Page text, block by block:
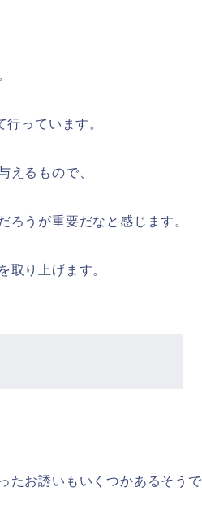
っています。
えるもので、
ろうが重要だなと感じます。
取り上げます。
たお誘いもいくつかあるそうで